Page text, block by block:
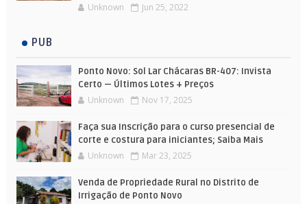
Unknown Jun 25, 2022
PUB
Ponto Novo: Sol Lar Chácaras BR-407: Invista
Certo — Últimos Lotes + Preços
Unknown Nov 17, 2025
Faça sua Inscrição para o curso presencial de
corte e costura para iniciantes; Saiba Mais
Unknown Mar 23, 2025
Venda de Propriedade Rural no Distrito de
Irrigação de Ponto Novo